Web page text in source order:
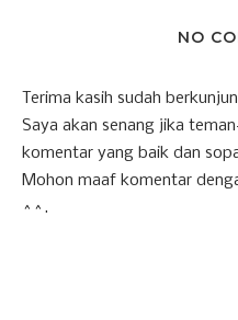
NO
Terima kasih sudah
Saya akan senang jika
komentar yang baik dan
Mohon maaf komentar
^^.